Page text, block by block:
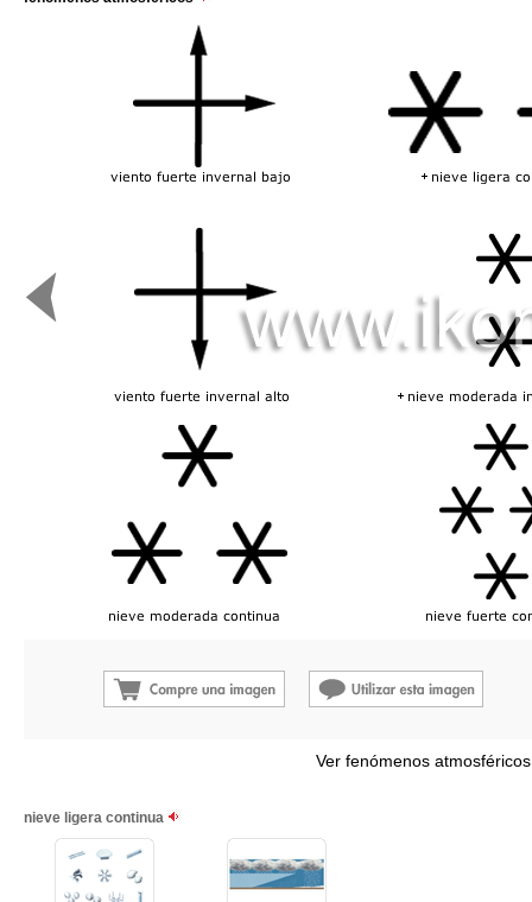
Ver fenómenos
nieve ligera continua